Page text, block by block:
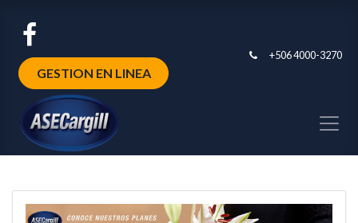
GESTION EN LINEA
+506 4000-3270